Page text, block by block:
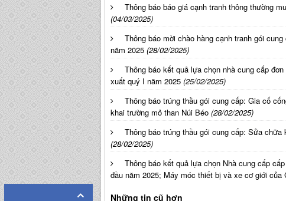
Thông báo báo giá cạnh tranh thông thường
(04/03/2025)
Thông báo mời chào hàng cạnh tranh gói
năm 2025 (28/02/2025)
Thông báo kết quả lựa chọn nhà cung cấp
xuất quý I năm 2025 (25/02/2025)
Thông báo trúng thầu gói cung cấp: Gia cố
khai trường mỏ than Núi Béo (28/02/2025)
Thông báo trúng thầu gói cung cấp: Sửa
(28/02/2025)
Thông báo kết quả lựa chọn Nhà cung cấp
đầu năm 2025; Máy móc thiết bị và xe cơ giới của
Những tin cũ hơn